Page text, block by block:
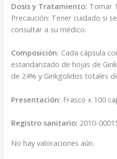
Dosis y Tratamiento: Tomar
Precaución: Tener cuidado si
consultar a su médico.
Composición: Cada cápsula
estandarizado de hojas de
de 24% y Ginkgolidos totales
Presentación: Frasco x 100
Registro sanitario: 2010-
No hay valoraciones aún.